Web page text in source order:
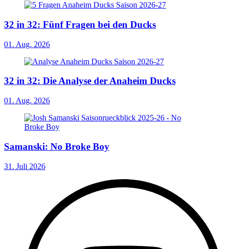
32 in 32: Fünf Fragen bei den Ducks
01. Aug. 2026
32 in 32: Die Analyse der Anaheim Ducks
01. Aug. 2026
Samanski: No Broke Boy
31. Juli 2026